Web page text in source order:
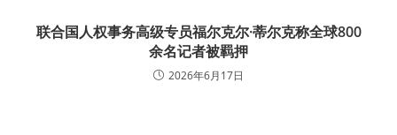
联合国人权事务高级专员福尔克尔·蒂尔克称全球800
余名记者被羁押
2026年6月17日